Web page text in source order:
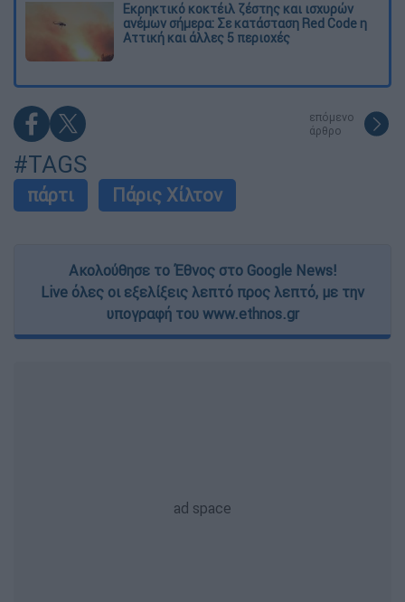
Εκρηκτικό κοκτέιλ ζέστης και ισχυρών
ανέμων σήμερα: Σε κατάσταση Red Code η
Αττική και άλλες 5 περιοχές
επόμενο
άρθρο
#TAGS
πάρτι Πάρις Χίλτον
Ακολούθησε το Έθνος στο Google News!
Live όλες οι εξελίξεις λεπτό προς λεπτό, με την
υπογραφή του www.ethnos.gr